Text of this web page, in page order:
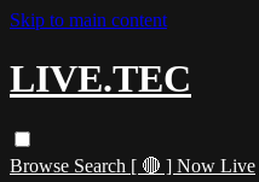
Skip to main content
LIVE.TEC
Browse Search [ 🔴 ] Now Live